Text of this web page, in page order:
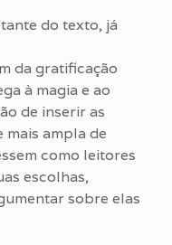
do texto, já
da gratificação
à magia e ao
de inserir as
mais ampla de
como leitores
escolhas,
sobre elas